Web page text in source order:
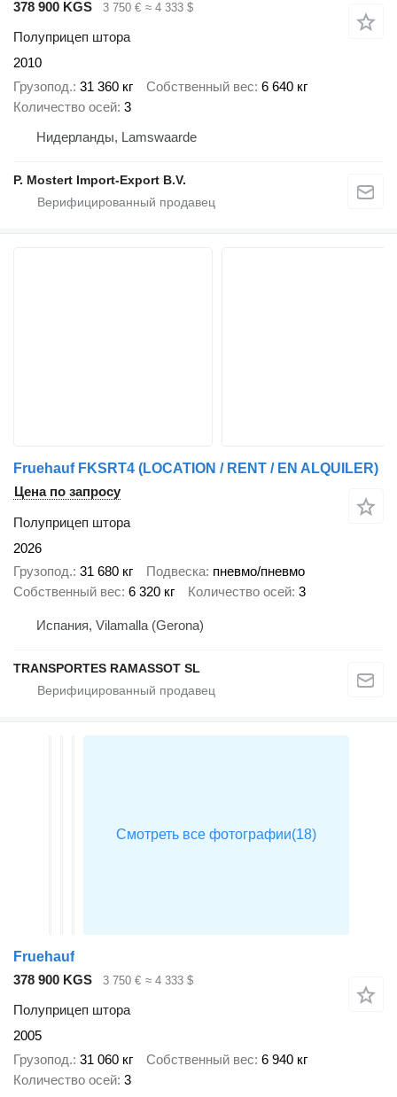
378 900 KGS 3 750 € ≈ 4 333 $
Полуприцеп штора
2010
Грузопод. 31 360 кг Собственный вес 6 640 кг
Количество осей 3
Нидерланды, Lamswaarde
P. Mostert Import-Export B.V.
Fruehauf FKSRT4 (LOCATION / RENT / EN ALQUILER)
Цена по запросу
Полуприцеп штора
2026
Грузопод. 31 680 кг Подвеска пневмо/пневмо
Собственный вес 6 320 кг Количество осей 3
Испания, Vilamalla (Gerona)
TRANSPORTES RAMASSOT SL
Fruehauf
378 900 KGS
3 750 € ≈ 4 333 $
Полуприцеп штора
2005
Грузопод. 31 060 кг Собственный вес 6 940 кг
Количество осей 3